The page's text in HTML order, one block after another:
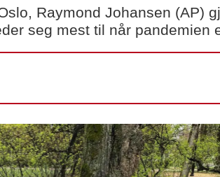
Raymond Johansen (AP)
seg mest til når pandemien